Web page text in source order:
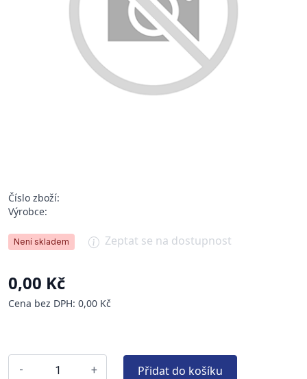
Číslo zboží:
Výrobce:
Není skladem Zeptat se na dostupnost
0,00 Kč
Cena bez DPH: 0,00 Kč
- + Přidat do košíku